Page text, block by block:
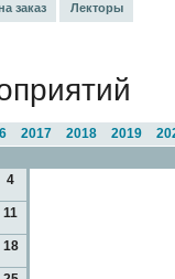
заказ Лекторы
2019
2018
2017
4
11
18